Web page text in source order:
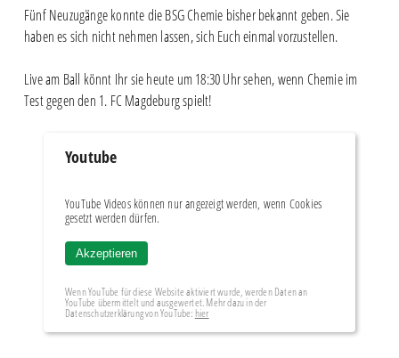
Fünf Neuzugänge konnte die BSG Chemie bisher bekannt geben. Sie
haben es sich nicht nehmen lassen, sich Euch einmal vorzustellen.
Live am Ball könnt Ihr sie heute um 18:30 Uhr sehen, wenn Chemie im
Test gegen den 1. FC Magdeburg spielt!
Youtube
YouTube Videos können nur angezeigt werden, wenn Cookies
gesetzt werden dürfen.
Akzeptieren
Wenn YouTube für diese Website aktiviert wurde, werden Daten an
YouTube übermittelt und ausgewertet. Mehr dazu in der
Datenschutzerklärung von YouTube: hier